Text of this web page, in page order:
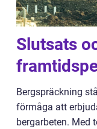
Slutsats
Bergspräckning
förmåga att
bergarbeten. Med